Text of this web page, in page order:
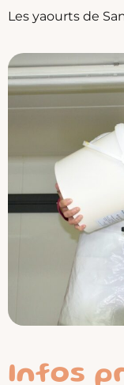
Les yaourts de
Infos